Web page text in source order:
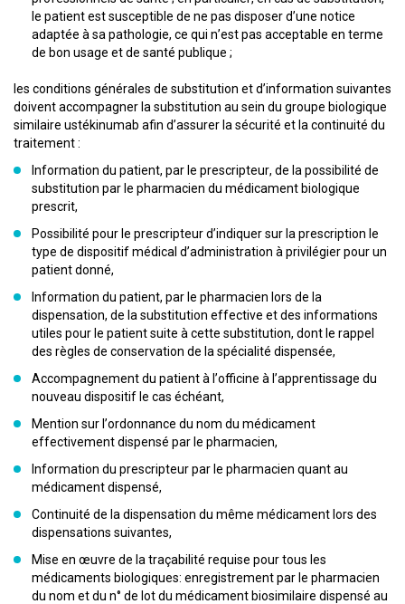
le patient est susceptible de ne pas disposer d’une notice
adaptée à sa pathologie, ce qui n’est pas acceptable en terme
de bon usage et de santé publique ;
les conditions générales de substitution et d’information suivantes
doivent accompagner la substitution au sein du groupe biologique
similaire ustékinumab afin d’assurer la sécurité et la continuité du
traitement :
Information du patient, par le prescripteur, de la possibilité de
substitution par le pharmacien du médicament biologique
prescrit,
Possibilité pour le prescripteur d’indiquer sur la prescription le
type de dispositif médical d’administration à privilégier pour un
patient donné,
Information du patient, par le pharmacien lors de la
dispensation, de la substitution effective et des informations
utiles pour le patient suite à cette substitution, dont le rappel
des règles de conservation de la spécialité dispensée,
Accompagnement du patient à l’officine à l’apprentissage du
nouveau dispositif le cas échéant,
Mention sur l’ordonnance du nom du médicament
effectivement dispensé par le pharmacien,
Information du prescripteur par le pharmacien quant au
médicament dispensé,
Continuité de la dispensation du même médicament lors des
dispensations suivantes,
Mise en œuvre de la traçabilité requise pour tous les
médicaments biologiques: enregistrement par le pharmacien
du nom et du n° de lot du médicament biosimilaire dispensé au